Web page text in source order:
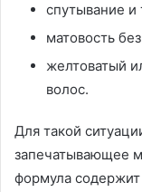
спутывание и
матовость
желтоватый
волос.
Для такой
запечатывающее
формула